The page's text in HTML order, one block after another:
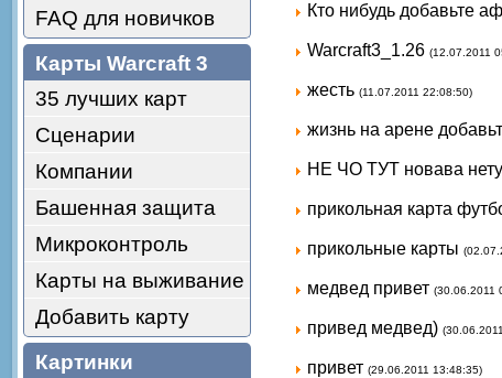
FAQ для новичков
Карты Warcraft 3
35 лучших карт
Сценарии
Компании
Башенная защита
Микроконтроль
Карты на выживание
Добавить карту
Картинки
Кто нибудь добавьте
Warcraft3_1.26 (12.07.2011
жесть (11.07.2011 22:08:50)
жизнь на арене
НЕ ЧО ТУТ новава нету
прикольная карта
прикольные карты
медвед привет (30.06.2011
привед медвед)
привет (29.06.2011 13:48:35)